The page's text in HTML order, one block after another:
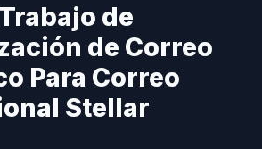
de
de Correo
Para Correo
Stellar